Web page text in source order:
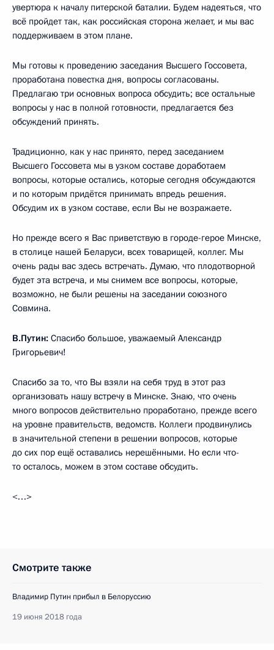
увертюра к началу питерской баталии. Будем надеяться, что
всё пройдет так, как российская сторона желает, и мы вас
поддерживаем в этом плане.
Мы готовы к проведению заседания Высшего Госсовета,
проработана повестка дня, вопросы согласованы.
Предлагаю три основных вопроса обсудить; все остальные
вопросы у нас в полной готовности, предлагается без
обсуждений принять.
Традиционно, как у нас принято, перед заседанием
Высшего Госсовета мы в узком составе доработаем
вопросы, которые остались, которые сегодня обсуждаются
и по которым придётся принимать впредь решения.
Обсудим их в узком составе, если Вы не возражаете.
Но прежде всего я Вас приветствую в городе-герое Минске,
в столице нашей Беларуси, всех товарищей, коллег. Мы
очень рады вас здесь встречать. Думаю, что плодотворной
будет эта встреча, и мы снимем все вопросы, которые,
возможно, не были решены на заседании союзного
Совмина.
В.Путин: Спасибо большое, уважаемый Александр
Григорьевич!
Спасибо за то, что Вы взяли на себя труд в этот раз
организовать нашу встречу в Минске. Знаю, что очень
много вопросов действительно проработано, прежде всего
на уровне правительств, ведомств. Коллеги продвинулись
в значительной степени в решении вопросов, которые
до сих пор ещё оставались нерешёнными. Но если что-
то осталось, можем в этом составе обсудить.
<…>
Смотрите также
Владимир Путин прибыл в Белоруссию
19 июня 2018 года